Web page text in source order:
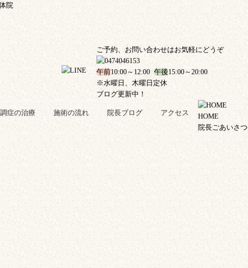
院
ご予約、お問い合わせはお気軽にどうぞ
午前10:00～12:00 午後15:00～20:00
※水曜日、木曜日定休
ブログ更新中！
症の治療 施術の流れ 院長ブログ アクセス
HOME
院長ごあいさつ